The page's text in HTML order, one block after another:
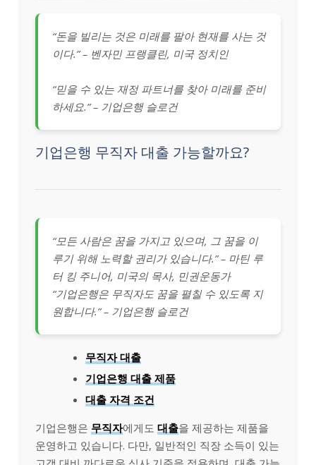
“돈을 빌리는 것은 미래를 팔아 현재를 사는 것
이다.” – 벤자민 프랭클린, 미국 정치인
“믿을 수 있는 재정 파트너를 찾아 미래를 준비
하세요.” – 기업은행 슬로건
기업은행 무직자 대출 가능할까요?
“모든 사람은 꿈을 가지고 있으며, 그 꿈을 이
루기 위해 노력할 권리가 있습니다.” – 마틴 루
터 킹 주니어, 미국의 목사, 민권운동가
“기업은행은 무직자도 꿈을 펼칠 수 있도록 지
원합니다.” – 기업은행 슬로건
무직자 대출
기업은행 대출 제품
대출 자격 조건
기업은행은 무직자에게도 대출을 제공하는 제품을
운영하고 있습니다. 다만, 일반적인 직장 소득이 있는